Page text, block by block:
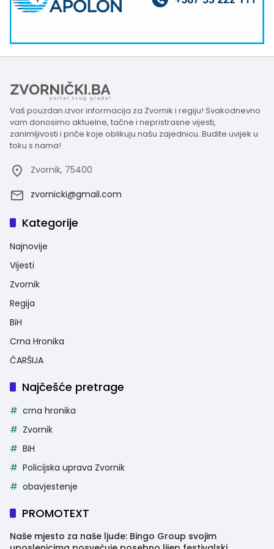
Vaš pouzdan izvor informacija za Zvornik i regiju! Svakodnevno
vam donosimo aktuelne, tačne i nepristrasne vijesti,
zanimljivosti i priče koje oblikuju našu zajednicu. Budite uvijek u
toku s nama!
Zvornik, 75400
zvornicki@gmail.com
Kategorije
Najnovije
Vijesti
Zvornik
Regija
BiH
Crna Hronika
ČARŠIJA
Najčešće pretrage
crna hronika
Zvornik
BiH
Policijska uprava Zvornik
obavjestenje
PROMOTEXT
Naše mjesto za naše ljude: Bingo Group svojim